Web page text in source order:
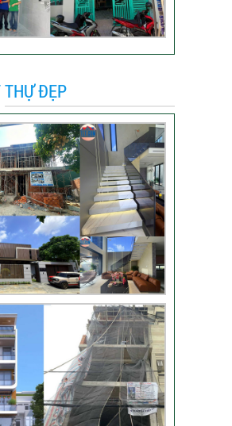
VIDEO đánh giá của
khách hàng xây nhà
trọn gói tại TP Thủ
Video sửa nhà trọn
gói tại Tân Bình
Video hình ảnh thi
công nhà anh Hiếu
Video bàn giao nhà
chị Phượng – Nhà Bè
TPHCM
Video đánh giá từ
khách hàng chị Oanh
– sửa nhà
Nhận xét khách hàng
THỰ ĐẸP